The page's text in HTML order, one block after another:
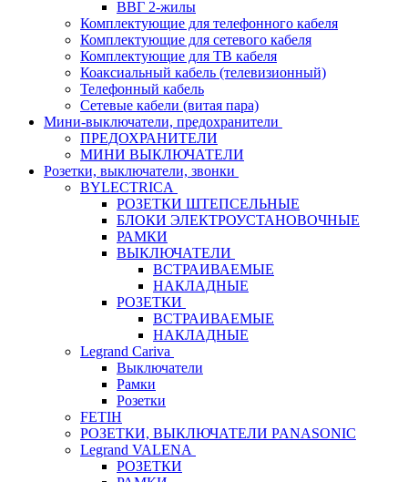
ВВГ 2-жилы
Комплектующие для телефонного кабеля
Комплектующие для сетевого кабеля
Комплектующие для ТВ кабеля
Коаксиальный кабель (телевизионный)
Телефонный кабель
Сетевые кабели (витая пара)
Мини-выключатели, предохранители
ПРЕДОХРАНИТЕЛИ
МИНИ ВЫКЛЮЧАТЕЛИ
Розетки, выключатели, звонки
BYLECTRICA
РОЗЕТКИ ШТЕПСЕЛЬНЫЕ
БЛОКИ ЭЛЕКТРОУСТАНОВОЧНЫЕ
РАМКИ
ВЫКЛЮЧАТЕЛИ
ВСТРАИВАЕМЫЕ
НАКЛАДНЫЕ
РОЗЕТКИ
ВСТРАИВАЕМЫЕ
НАКЛАДНЫЕ
Legrand Cariva
Выключатели
Рамки
Розетки
FETIH
РОЗЕТКИ, ВЫКЛЮЧАТЕЛИ PANASONIC
Legrand VALENA
РОЗЕТКИ